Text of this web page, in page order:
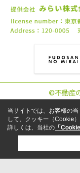
©不動産
当サイトでは、お客様の
して、クッキー（Cookie
詳しくは、当社の 「